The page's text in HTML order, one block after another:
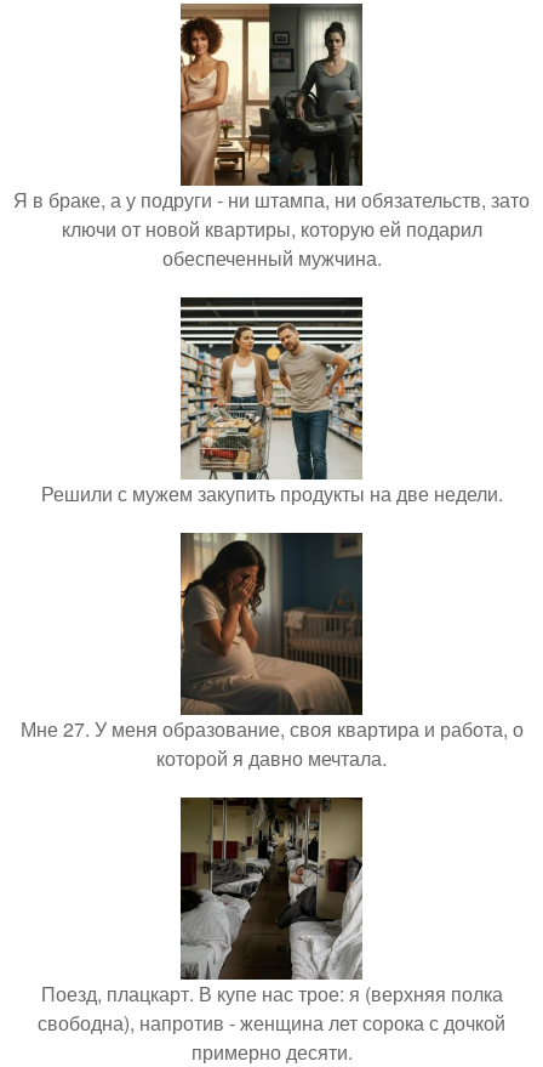
Я в браке, а у подруги - ни штампа, ни обязательств, зато
ключи от новой квартиры, которую ей подарил
обеспеченный мужчина.
Решили с мужем закупить продукты на две недели.
Мне 27. У меня образование, своя квартира и работа, о
которой я давно мечтала.
Поезд, плацкарт. В купе нас трое: я (верхняя полка
свободна), напротив - женщина лет сорока с дочкой
примерно десяти.